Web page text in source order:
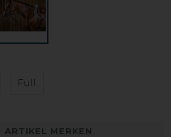
Full
ARTIKEL MERKEN